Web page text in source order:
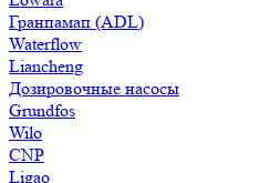
Гранпамап (ADL)
Waterflow
Liancheng
Дозировочные насосы
Grundfos
Wilo
CNP
Ligao